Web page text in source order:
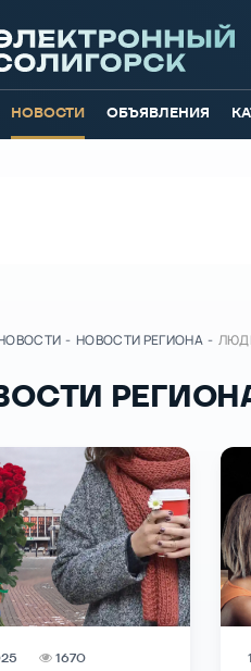
НОВОСТИ ОБЪЯВЛЕНИЯ
- НОВОСТИ РЕГИОНА -
1670